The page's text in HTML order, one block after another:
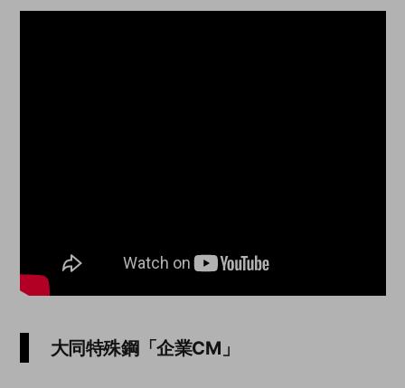
大同特殊鋼「企業CM」